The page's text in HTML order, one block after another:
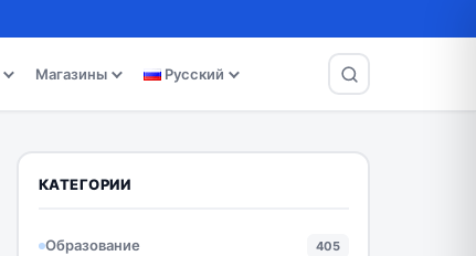
Магазины Русский
КАТЕГОРИИ
Образование 405